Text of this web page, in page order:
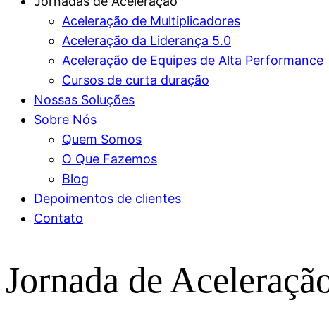
Aceleração de Multiplicadores
Aceleração da Liderança 5.0
Aceleração de Equipes de Alta Performance
Cursos de curta duração
Nossas Soluções
Sobre Nós
Quem Somos
O Que Fazemos
Blog
Depoimentos de clientes
Contato
Jornada de